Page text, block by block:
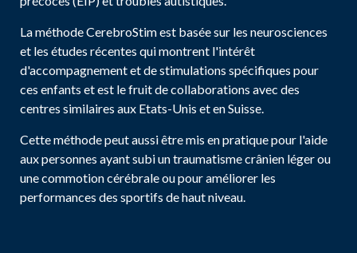
La méthode CerebroStim est basée sur les neurosciences
et les études récentes qui montrent l'intérêt
d'accompagnement et de stimulations spécifiques pour
ces enfants et est le fruit de collaborations avec des
centres similaires aux Etats-Unis et en Suisse.
Cette méthode peut aussi être mis en pratique pour l'aide
aux personnes ayant subi un traumatisme crânien léger ou
une commotion cérébrale ou pour améliorer les
performances des sportifs de haut niveau.